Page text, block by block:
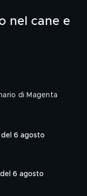
nel cane e
di Magenta
del 6 agosto
6 agosto